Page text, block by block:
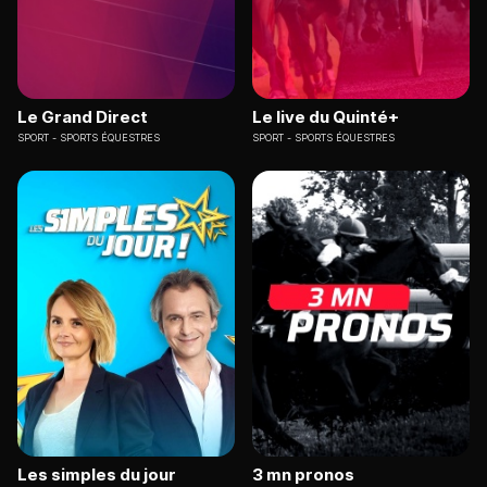
Le Grand Direct
SPORT SPORTS ÉQUESTRES
Le live du Quinté+
SPORT SPORTS ÉQUESTRES
Les simples du jour 3 mn pronos